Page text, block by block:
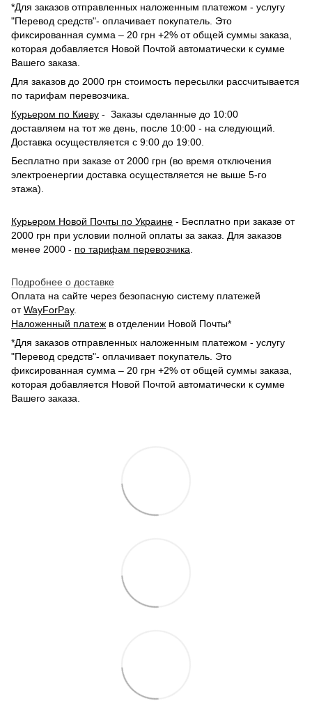
*Для заказов отправленных наложенным платежом - услугу
"Перевод средств"- оплачивает покупатель. Это
фиксированная сумма – 20 грн +2% от общей суммы заказа,
которая добавляется Новой Почтой автоматически к сумме
Вашего заказа.
Для заказов до 2000 грн стоимость пересылки рассчитывается
по тарифам перевозчика.
Курьером по Киеву - Заказы сделанные до 10:00
доставляем на тот же день, после 10:00 - на следующий.
Доставка осуществляется с 9:00 до 19:00.
Бесплатно при заказе от 2000 грн (во время отключения
электроенергии доставка осуществляется не выше 5-го
этажа).
Курьером Новой Почты по Украине - Бесплатно при заказе от
2000 грн при условии полной оплаты за заказ. Для заказов
менее 2000 - по тарифам перевозчика
Подробнее о доставке
Оплата на сайте через безопасную систему платежей
отWayForPay.
Наложенный платеж в отделении Новой Почты*
*Для заказов отправленных наложенным платежом - услугу
"Перевод средств"- оплачивает покупатель. Это
фиксированная сумма – 20 грн +2% от общей суммы заказа,
которая добавляется Новой Почтой автоматически к сумме
Вашего заказа.